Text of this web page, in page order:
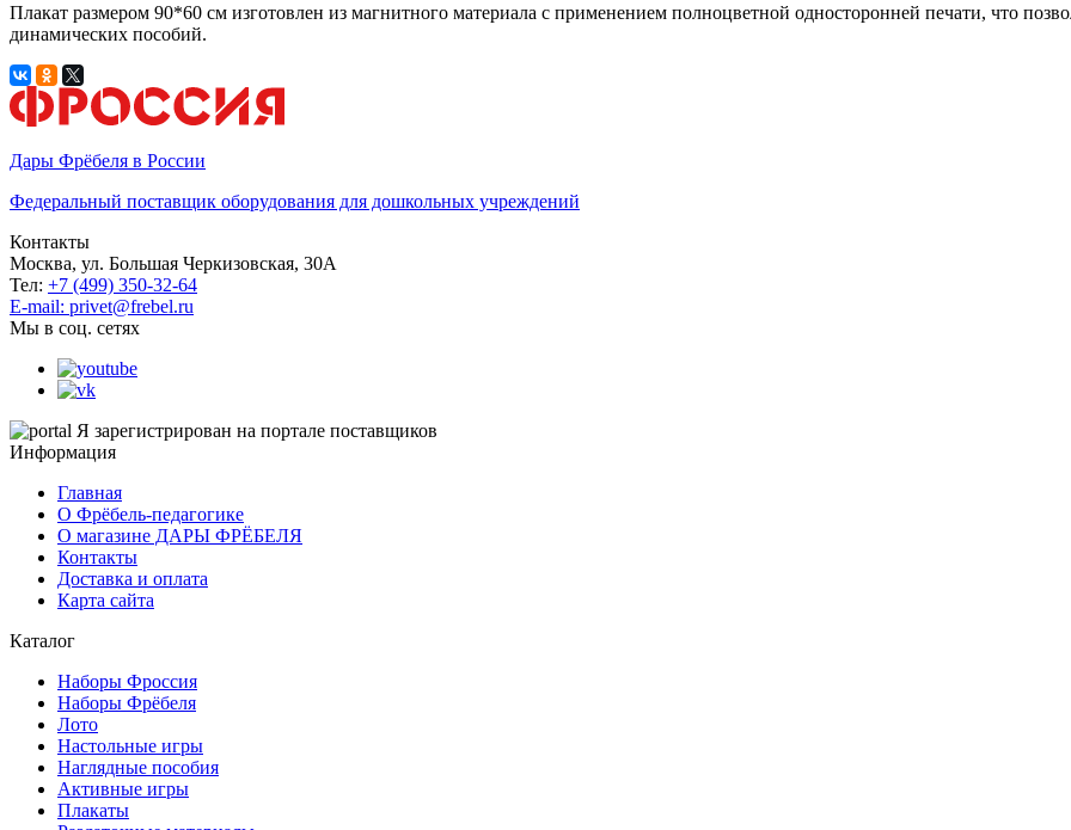
Плакат размером 90*60 см изготовлен из магнитного материала с применением полноцветной односторонней печати, что
динамических пособий.
Дары Фрёбеля в России
Федеральный поставщик оборудования для дошкольных учреждений
Контакты
Москва, ул. Большая Черкизовская, 30А
Тел: +7 (499) 350-32-64
E-mail: privet@frebel.ru
Мы в соц. сетях
Я зарегистрирован на портале поставщиков
Информация
Главная
О Фрёбель-педагогике
О магазине ДАРЫ ФРЁБЕЛЯ
Контакты
Доставка и оплата
Карта сайта
Каталог
Наборы Фроссия
Наборы Фрёбеля
Лото
Настольные игры
Наглядные пособия
Активные игры
Плакаты